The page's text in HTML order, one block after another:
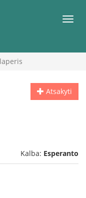
Atsakyti
Kalba: Esperanto